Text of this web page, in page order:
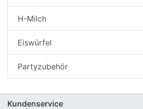
H-Milch
Eiswürfel
Partyzubehör
Kundenservice